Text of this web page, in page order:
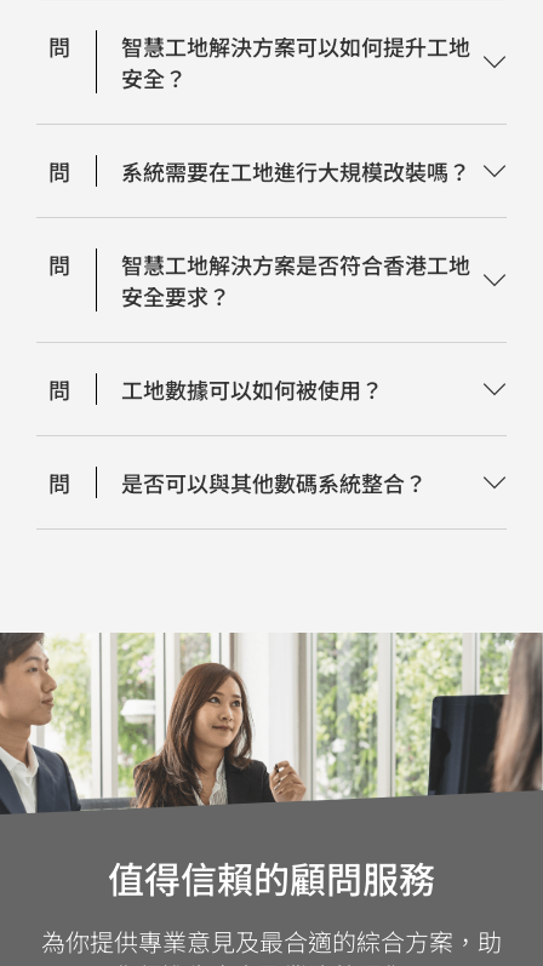
問
智慧工地解決方案可以如何提升工地
安全？
問 系統需要在工地進行大規模改裝嗎？
問
智慧工地解決方案是否符合香港工地
安全要求？
問 工地數據可以如何被使用？
問 是否可以與其他數碼系統整合？
值得信賴的顧問服務
為你提供專業意見及最合適的綜合方案，助